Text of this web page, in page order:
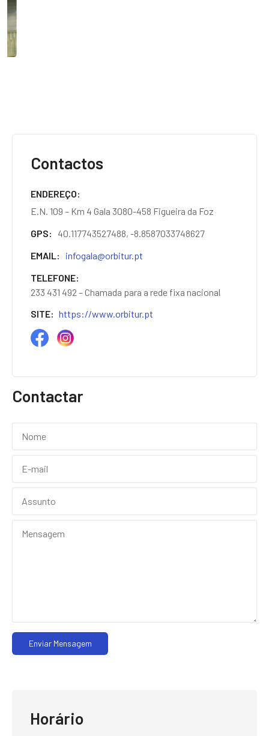
Contactos
ENDEREÇO
E.N. 109 – Km 4 Gala 3080-458 Figueira da Foz
GPS
40.117743527488, -8.8587033748627
EMAIL
infogala@orbitur.pt
TELEFONE
233 431 492 – Chamada para a rede fixa nacional
SITE
https://www.orbitur.pt
Contactar
Enviar Mensagem
Horário